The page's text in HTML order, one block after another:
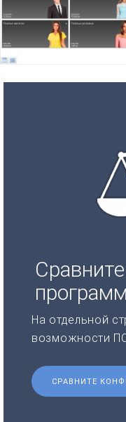
На отдельной
возможности
СРАВНИТЕ